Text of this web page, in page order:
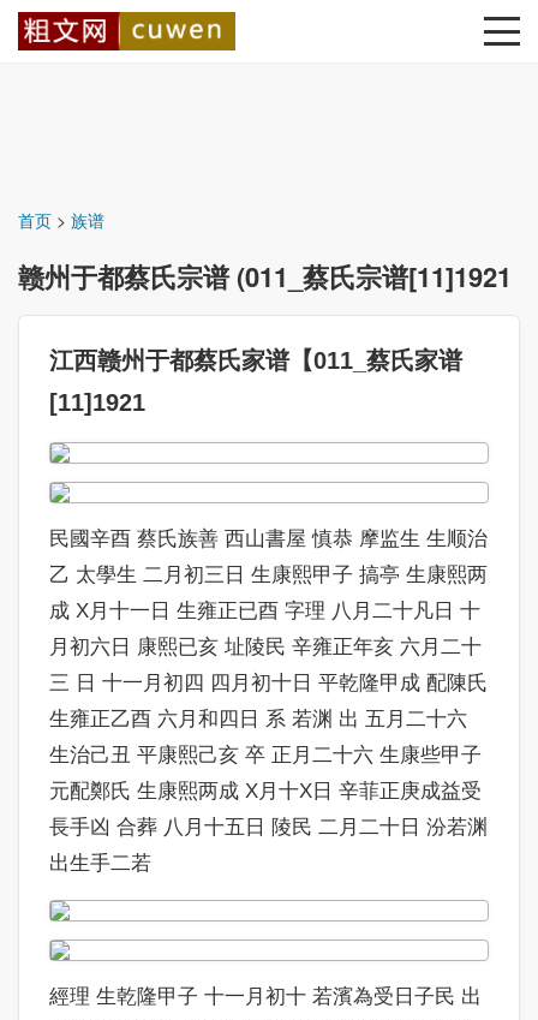
首页 > 族谱
赣州于都蔡氏宗谱 (011_蔡氏宗谱[11]1921
江西赣州于都蔡氏家谱【011_蔡氏家谱
[11]1921
民國辛酉 蔡氏族善 西山書屋 慎恭 摩监生 生顺治
乙 太學生 二月初三日 生康熙甲子 搞亭 生康熙两
成 X月十一日 生雍正已酉 字理 八月二十凡日 十
月初六日 康熙已亥 址陵民 辛雍正年亥 六月二十
三 日 十一月初四 四月初十日 平乾隆甲成 配陳氏
生雍正乙酉 六月和四日 系 若渊 出 五月二十六
生治己丑 平康熙己亥 卒 正月二十六 生康些甲子
元配鄭氏 生康熙两成 X月十X日 辛菲正庚成益受
長手凶 合葬 八月十五日 陵民 二月二十日 汾若渊
出生手二若
經理 生乾隆甲子 十一月初十 若濱為受日子民 出